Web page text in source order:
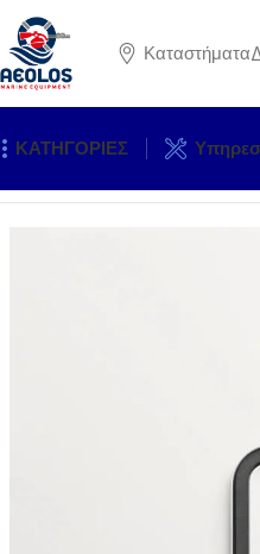
Καταστήματα
ΚΑΤΗΓΟΡΙΕΣ